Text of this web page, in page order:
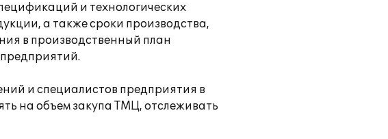
и технологических
а также сроки производства,
в производственный план
и специалистов предприятия в
на объем закупа ТМЦ, отслеживать